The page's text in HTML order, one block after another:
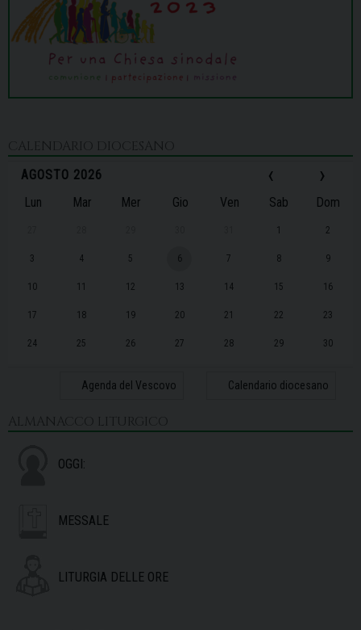
CALENDARIO DIOCESANO
‹
AGOSTO 2026 ›
Lun Mar Mer Gio Ven Sab Dom
1 2
3 4 5 6 7 8 9
10 11 12 13 14 15 16
17 18 19 20 21 22 23
24 25 26 27 28 29 30
Agenda del Vescovo Calendario diocesano
ALMANACCO LITURGICO
OGGI:
MESSALE
LITURGIA DELLE ORE